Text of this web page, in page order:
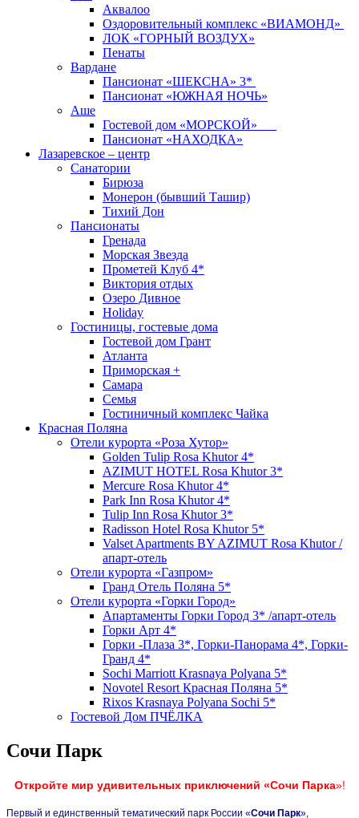
Аквалоо
Оздоровительный комплекс «ВИАМОНД»
ЛОК «ГОРНЫЙ ВОЗДУХ»
Пенаты
Вардане
Пансионат «ШЕКСНА» 3*
Пансионат «ЮЖНАЯ НОЧЬ»
Аше
Гостевой дом «МОРСКОЙ»
Пансионат «НАХОДКА»
Лазаревское – центр
Санатории
Бирюза
Монерон (бывший Ташир)
Тихий Дон
Пансионаты
Гренада
Морская Звезда
Прометей Клуб 4*
Виктория отдых
Озеро Дивное
Holiday
Гостиницы, гостевые дома
Гостевой дом Грант
Атланта
Приморская +
Самара
Семья
Гостиничный комплекс Чайка
Красная Поляна
Отели курорта «Роза Хутор»
Golden Tulip Rosa Khutor 4*
AZIMUT HOTEL Rosa Khutor 3*
Mercure Rosa Khutor 4*
Park Inn Rosa Khutor 4*
Tulip Inn Rosa Khutor 3*
Radisson Hotel Rosa Khutor 5*
Valset Apartments BY AZIMUT Rosa Khutor /
апарт-отель
Отели курорта «Газпром»
Гранд Отель Поляна 5*
Отели курорта «Горки Город»
Апартаменты Горки Город 3* /апарт-отель
Горки Арт 4*
Горки -Плаза 3*, Горки-Панорама 4*, Горки-
Гранд 4*
Sochi Marriott Krasnaya Polyana 5*
Novotel Resort Красная Поляна 5*
Rixos Krasnaya Polyana Sochi 5*
Гостевой Дом ПЧЁЛКА
Сочи Парк
Откройте мир удивительных приключений «Сочи Парка»!
Первый и единственный тематический парк России «Сочи Парк»,